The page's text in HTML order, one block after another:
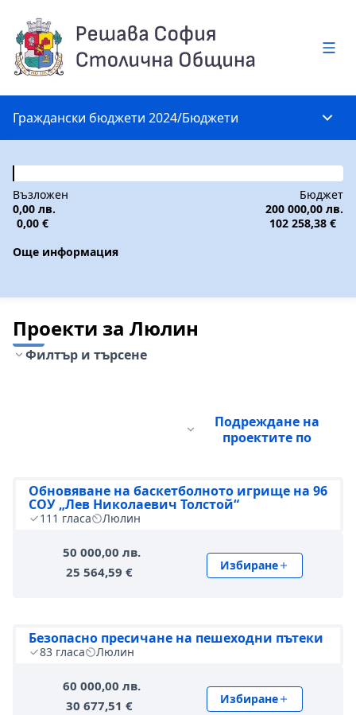
Граждански бюджети 2024/Бюджети
Възложен
0,00 лв.
0,00 €
Бюджет
200 000,00 лв.
102 258,38 €
Още информация
Проекти за Люлин
Филтър и търсене
Подреждане на
проектите по
Обновяване на баскетболното игрище на 96
СОУ „Лев Николаевич Толстой“
111 гласа Люлин
50 000,00 лв.
25 564,59 €
Избиране
Безопасно пресичане на пешеходни пътеки
83 гласа Люлин
60 000,00 лв.
30 677,51 €
Избиране